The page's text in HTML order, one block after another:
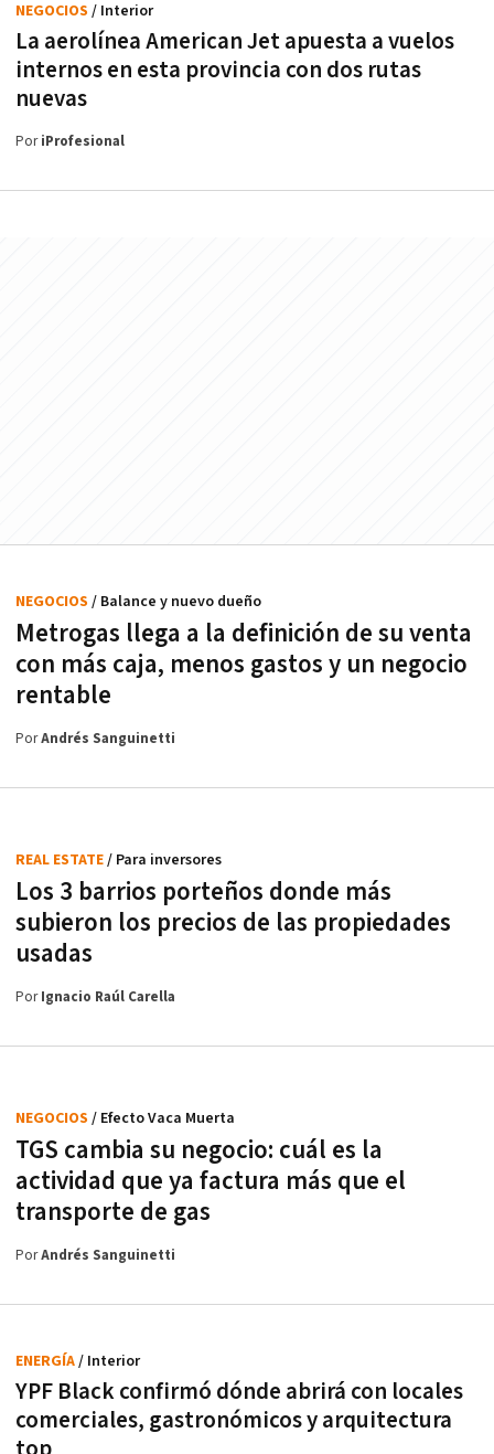
La aerolínea American Jet apuesta a vuelos
internos en esta provincia con dos rutas
nuevas
NEGOCIOS / Interior
PoriProfesional
Metrogas llega a la definición de su venta
con más caja, menos gastos y un negocio
rentable
NEGOCIOS / Balance y nuevo dueño
PorAndrés Sanguinetti
Los 3 barrios porteños donde más
subieron los precios de las propiedades
usadas
REAL ESTATE/ Para inversores
PorIgnacio Raúl Carella
TGS cambia su negocio: cuál es la
actividad que ya factura más que el
transporte de gas
NEGOCIOS / Efecto Vaca Muerta
PorAndrés Sanguinetti
YPF Black confirmó dónde abrirá con locales
comerciales, gastronómicos y arquitectura
ENERGÍA/ Interior